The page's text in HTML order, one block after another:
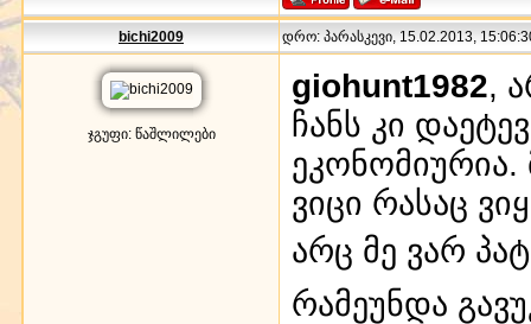
bichi2009 დრო: პარასკევი, 15.02.2013,
ჯგუფი: წაშლილები
giohunt1982,
ჩანს კი
ეკონომიურია.
ვიცი რასაც
არც მე ვარ
რამეუნდა